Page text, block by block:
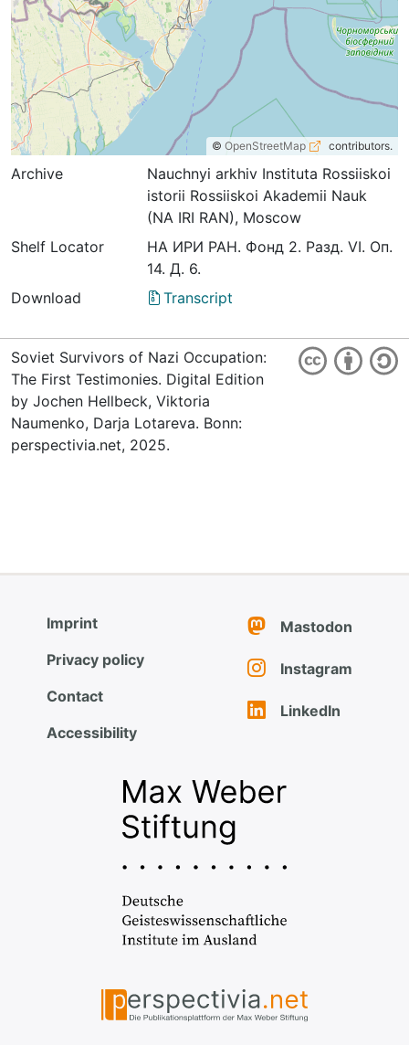
© OpenStreetMap contributors.
Archive
Nauchnyi arkhiv Instituta Rossiiskoi
istorii Rossiiskoi Akademii Nauk
(NA IRI RAN), Moscow
Shelf Locator
НА ИРИ РАН. Фонд 2. Разд. VI. Оп.
14. Д. 6.
Download
Transcript
Soviet Survivors of Nazi Occupation:
The First Testimonies. Digital Edition
by Jochen Hellbeck, Viktoria
Naumenko, Darja Lotareva. Bonn:
perspectivia.net, 2025.
Imprint
Privacy policy
Contact
Accessibility
Mastodon
Instagram
LinkedIn